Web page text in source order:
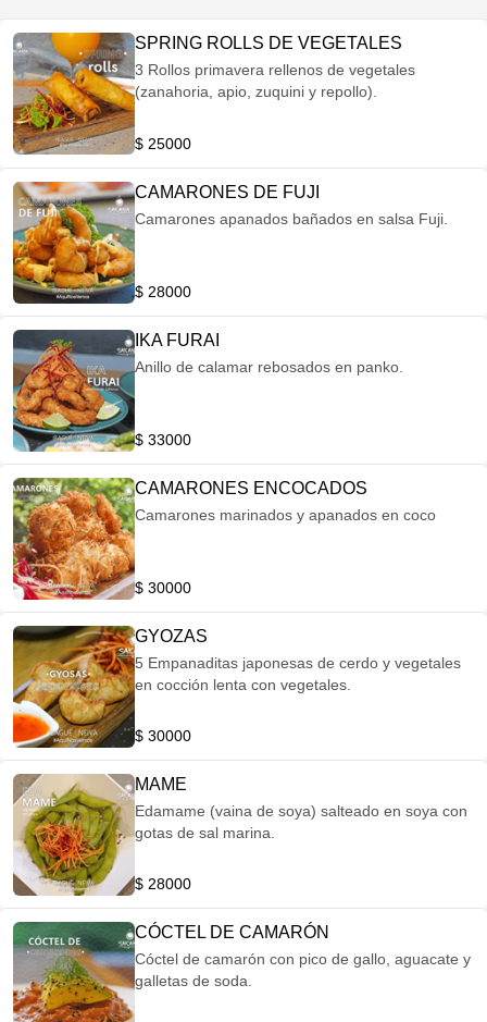
SPRING ROLLS DE VEGETALES
3 Rollos primavera rellenos de vegetales
(zanahoria, apio, zuquini y repollo).
$ 25000
CAMARONES DE FUJI
Camarones apanados bañados en salsa Fuji.
$ 28000
IKA FURAI
Anillo de calamar rebosados en panko.
$ 33000
CAMARONES ENCOCADOS
Camarones marinados y apanados en coco
$ 30000
GYOZAS
5 Empanaditas japonesas de cerdo y vegetales
en cocción lenta con vegetales.
$ 30000
MAME
Edamame (vaina de soya) salteado en soya con
gotas de sal marina.
$ 28000
CÓCTEL DE CAMARÓN
Cóctel de camarón con pico de gallo, aguacate y
galletas de soda.